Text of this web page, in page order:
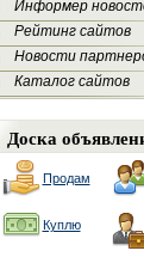
Информер
Рейтинг сайтов
Новости
Каталог сайтов
Доска
Продам
Куплю